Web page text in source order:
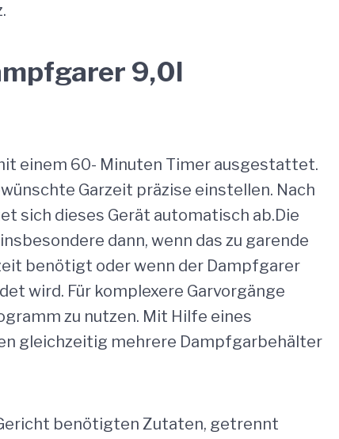
9,0l
einem 60- Minuten Timer ausgestattet.
Garzeit präzise einstellen. Nach
sich dieses Gerät automatisch ab.Die
dann, wenn das zu garende
benötigt oder wenn der Dampfgarer
wird. Für komplexere Garvorgänge
zu nutzen. Mit Hilfe eines
gleichzeitig mehrere Dampfgarbehälter
benötigten Zutaten, getrennt